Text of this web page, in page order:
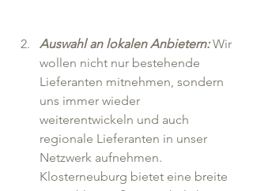
Auswahl an lokalen Anbietern: Wir
wollen nicht nur bestehende
Lieferanten mitnehmen, sondern
uns immer wieder
weiterentwickeln und auch
regionale Lieferanten in unser
Netzwerk aufnehmen.
Klosterneuburg bietet eine breite